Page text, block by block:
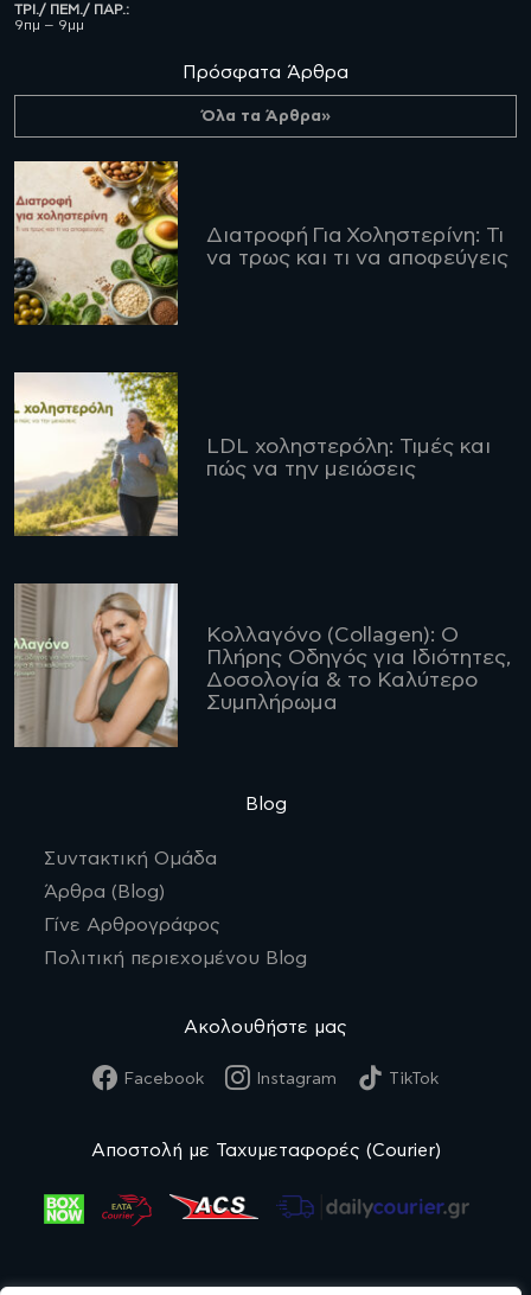
ΤΡΙ./ ΠΕΜ./ ΠΑΡ.:
9πμ – 9μμ
Πρόσφατα Άρθρα
Όλα τα Άρθρα»
Διατροφή Για Χοληστερίνη: Τι
να τρως και τι να αποφεύγεις
LDL χοληστερόλη: Τιμές και
πώς να την μειώσεις
Κολλαγόνο (Collagen): Ο
Πλήρης Οδηγός για Ιδιότητες,
Δοσολογία & το Καλύτερο
Συμπλήρωμα
Blog
Συντακτική Ομάδα
Άρθρα (Blog)
Γίνε Αρθρογράφος
Πολιτική περιεχομένου Blog
Ακολουθήστε μας
Facebook Instagram TikTok
Αποστολή με Ταχυμεταφορές (Courier)